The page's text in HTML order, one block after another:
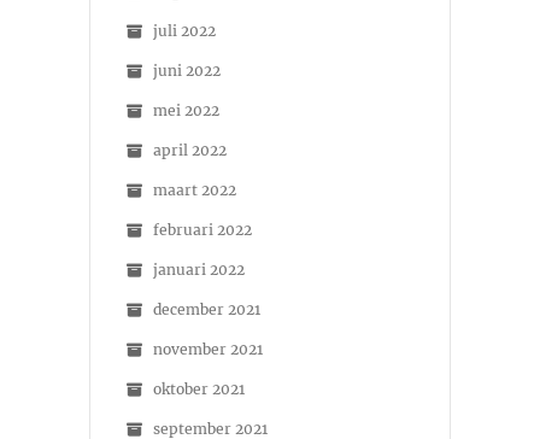
juli 2022
juni 2022
mei 2022
april 2022
maart 2022
februari 2022
januari 2022
december 2021
november 2021
oktober 2021
september 2021